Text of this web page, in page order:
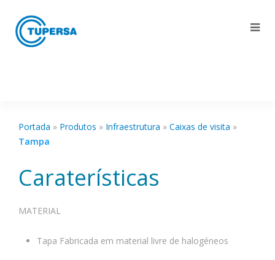
Portada » Produtos » Infraestrutura » Caixas de visita »
Tampa
Caraterísticas
MATERIAL
Tapa Fabricada em material livre de halogéneos